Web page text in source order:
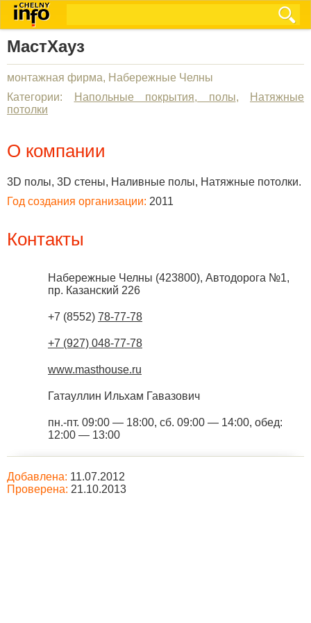
МастХауз
монтажная фирма, Набережные Челны
Категории:
Напольные покрытия, полы,
Натяжные
потолки
О компании
3D полы, 3D стены, Наливные полы, Натяжные потолки.
Год создания организации: 2011
Контакты
Набережные Челны (423800), Автодорога №1,
пр. Казанский 226
+7 (8552) 78-77-78
+7 (927) 048-77-78
www.masthouse.ru
Гатауллин Ильхам Гавазович
пн.-пт. 09:00 — 18:00, сб. 09:00 — 14:00, обед:
12:00 — 13:00
Добавлена: 11.07.2012
Проверена: 21.10.2013